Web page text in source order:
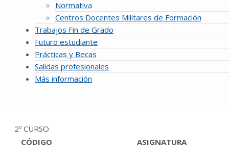
Normativa
Centros Docentes Militares de Formación
Trabajos Fin de Grado
Futuro estudiante
Prácticas y Becas
Salidas profesionales
Más información
2º CURSO
CÓDIGO
ASIGNATURA